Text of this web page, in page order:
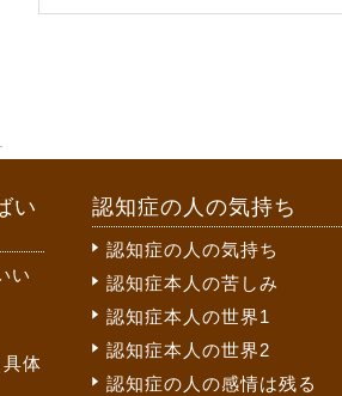
い
い
体
認知症の人の気持ち
認知症の人の気持ち
認知症本人の苦しみ
認知症本人の世界1
認知症本人の世界2
認知症の人の感情は残る